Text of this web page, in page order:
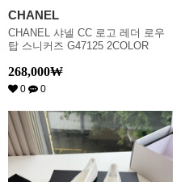
CHANEL
CHANEL 샤넬 CC 로고 레더 로우
탑 스니커즈 G47125 2COLOR
268,000₩
0 0